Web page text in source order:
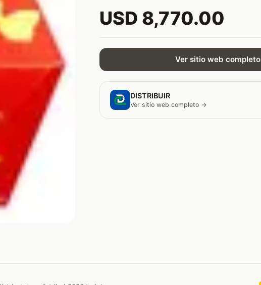
USD 8,770.00
Ver sitio web completo
DISTRIBUIR
Ver sitio web completo →